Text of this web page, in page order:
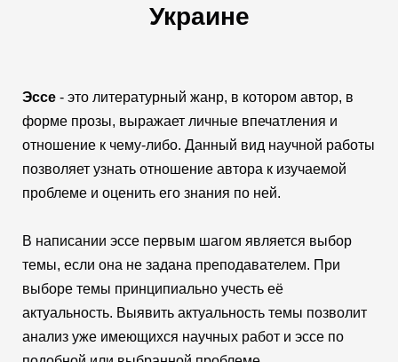
Украине
Эссе - это литературный жанр, в котором автор, в
форме прозы, выражает личные впечатления и
отношение к чему-либо. Данный вид научной работы
позволяет узнать отношение автора к изучаемой
проблеме и оценить его знания по ней.
В написании эссе первым шагом является выбор
темы, если она не задана преподавателем. При
выборе темы принципиально учесть её
актуальность. Выявить актуальность темы позволит
анализ уже имеющихся научных работ и эссе по